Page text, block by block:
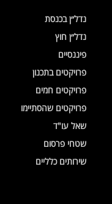
נדל״ן בכנסת
נדל״ן חוץ
פיננסיים
פרויקטים בתכנון
פרויקטים חמים
פרויקטים שהסתיימו
שאל עו"ד
שטחי פרסום
שירותים כלליים